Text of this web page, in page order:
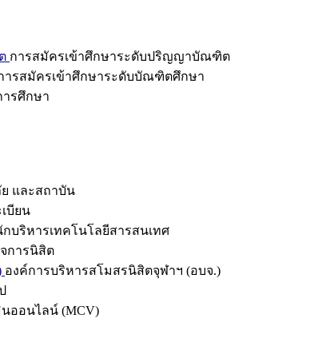
การสมัครเข้าศึกษาระดับปริญญาบัณฑิต
ารสมัครเข้าศึกษาระดับบัณฑิตศึกษา
ารศึกษา
และสถาบัน
บียน
กบริหารเทคโนโลยีสารสนเทศ
การนิสิต
องค์การบริหารสโมสรนิสิตจุฬาฯ (อบจ.)
นออนไลน์ (MCV)